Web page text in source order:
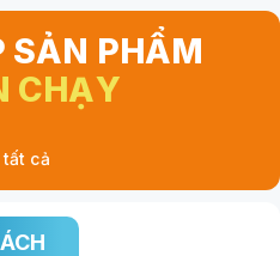
SẢN PHẨM
CHẠY
tất cả